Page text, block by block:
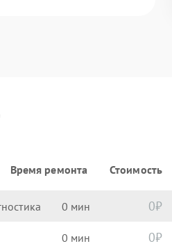
Время ремонта Стоимость
0 0
0 0